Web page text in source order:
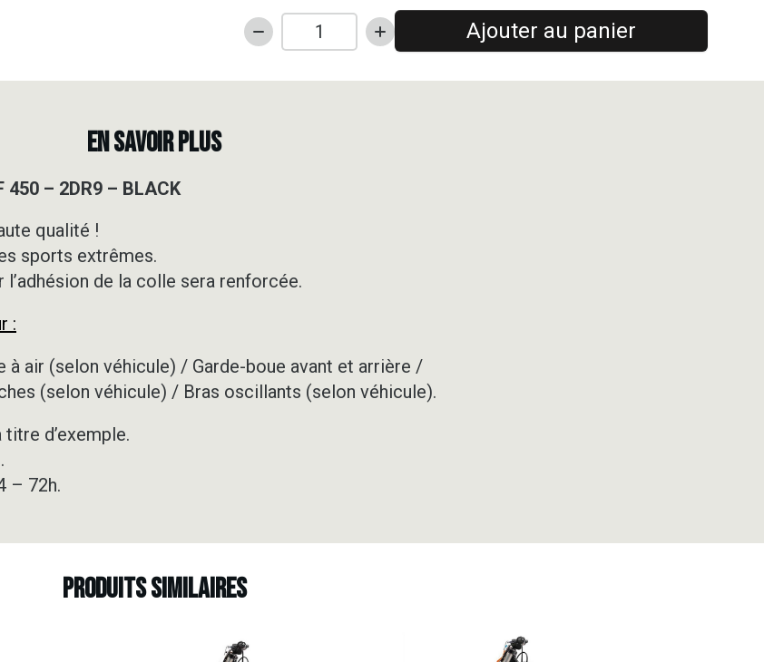
quantité
Kit
2DR9
Ajouter au panier
EN SAVOIR PLUS
– 2DR9 – BLACK
qualité !
sports extrêmes.
de la colle sera renforcée.
:
air (selon véhicule) / Garde-boue avant et arrière /
(selon véhicule) / Bras oscillants (selon véhicule).
d’exemple.
– 72h.
Produits similaires